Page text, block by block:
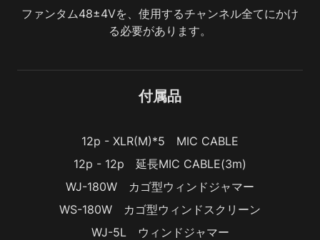
ファンタム48±4Vを、使用するチャンネル全てにかけ
る必要があります。
付属品
12p - XLR(M)*5　MIC CABLE
12p - 12p　延長MIC CABLE(3m)
WJ-180W　カゴ型ウィンドジャマー
WS-180W　カゴ型ウィンドスクリーン
WJ-5L　ウィンドジャマー